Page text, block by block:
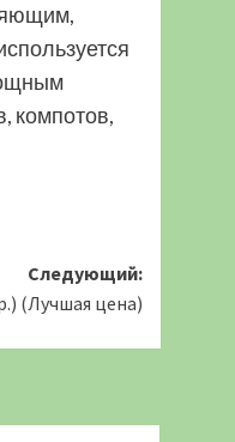
компотов,
Следующий:
(Лучшая цена)